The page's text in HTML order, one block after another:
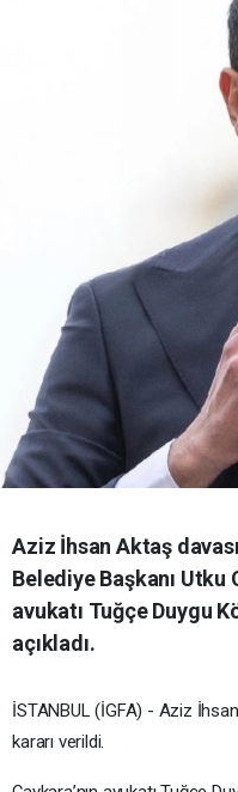
Aziz İhsan Aktaş
Belediye Başkanı Utku
avukatı Tuğçe Duygu
açıkladı.
İSTANBUL (İGFA) - Aziz
kararı verildi.